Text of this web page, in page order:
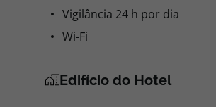
Vigilância 24 h por dia
Wi-Fi
Edifício do Hotel